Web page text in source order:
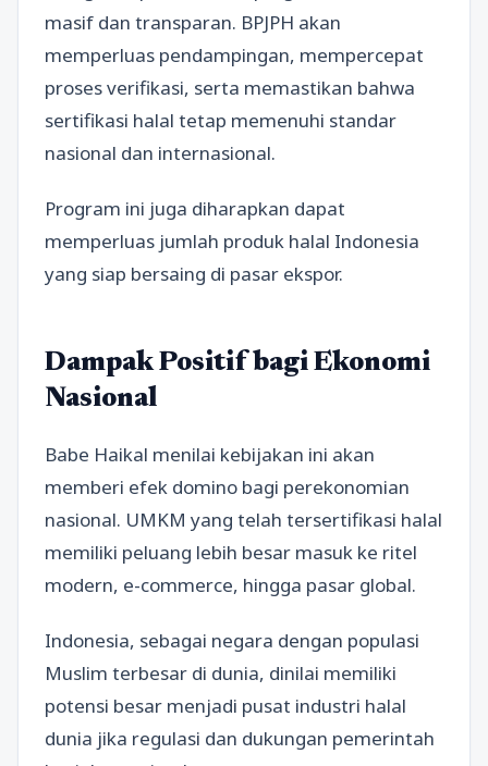
masif dan transparan. BPJPH akan
memperluas pendampingan, mempercepat
proses verifikasi, serta memastikan bahwa
sertifikasi halal tetap memenuhi standar
nasional dan internasional.
Program ini juga diharapkan dapat
memperluas jumlah produk halal Indonesia
yang siap bersaing di pasar ekspor.
Dampak Positif bagi Ekonomi
Nasional
Babe Haikal menilai kebijakan ini akan
memberi efek domino bagi perekonomian
nasional. UMKM yang telah tersertifikasi halal
memiliki peluang lebih besar masuk ke ritel
modern, e-commerce, hingga pasar global.
Indonesia, sebagai negara dengan populasi
Muslim terbesar di dunia, dinilai memiliki
potensi besar menjadi pusat industri halal
dunia jika regulasi dan dukungan pemerintah